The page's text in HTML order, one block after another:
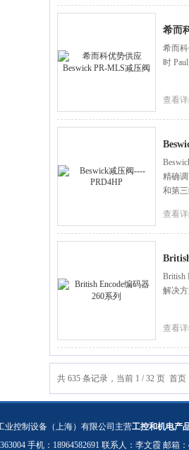
希而
希而
时
查看
精确
和第
查看
British
解决
查看
共 635 条记录，当前 1 / 32 页 首
业控制设备（上海）有限公司主营工控和机电产
手机：18964582691 联系人：李文霞 邮箱：